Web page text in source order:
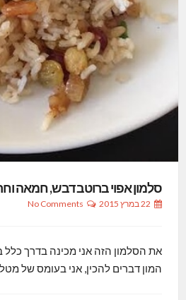
סלמון אפוי ברוטב דבש, חמאה
22 במרץ 2015 No Comments
את הסלמון הזה אני מכינה בדרך כלל
המון דברים להכין, אני בעומס של